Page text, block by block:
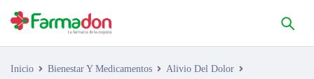
Inicio Bienestar Y Medicamentos
Alivio Del Dolor